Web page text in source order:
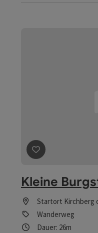
Beitrag merken
Kleine
Startort Kirchberg
Wanderweg
Dauer: 26m